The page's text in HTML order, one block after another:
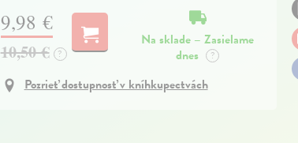
9,98 €
10,50 € ?
Na sklade – Zasielame
dnes
?
Pozrieť dostupnosť v kníhkupectvách